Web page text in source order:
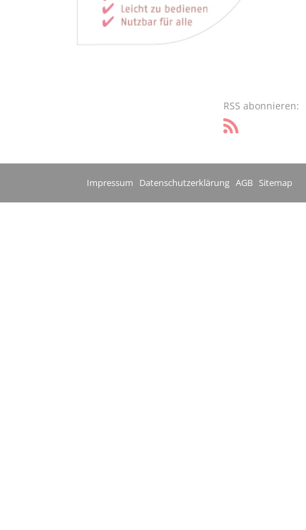
RSS abonnieren:
Impressum Datenschutzerklärung AGB Sitemap